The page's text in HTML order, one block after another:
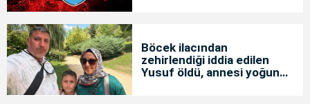
Böcek ilacından
zehirlendiği iddia edilen
Yusuf öldü, annesi yoğun